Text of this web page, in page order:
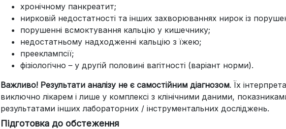
хронічному панкреатит;
нирковій недостатності та інших захворюваннях нирок із
порушенні всмоктування кальцію у кишечнику;
недостатньому надходженні кальцію з їжею;
прееклампсії;
фізіологічно – у другій половині вагітності (варіант норми).
Важливо! Результати аналізу не є самостійним діагнозом. Їх
виключно лікарем і лише у комплексі з клінічними даними,
результатами інших лабораторних / інструментальних досліджень.
Підготовка до обстеження